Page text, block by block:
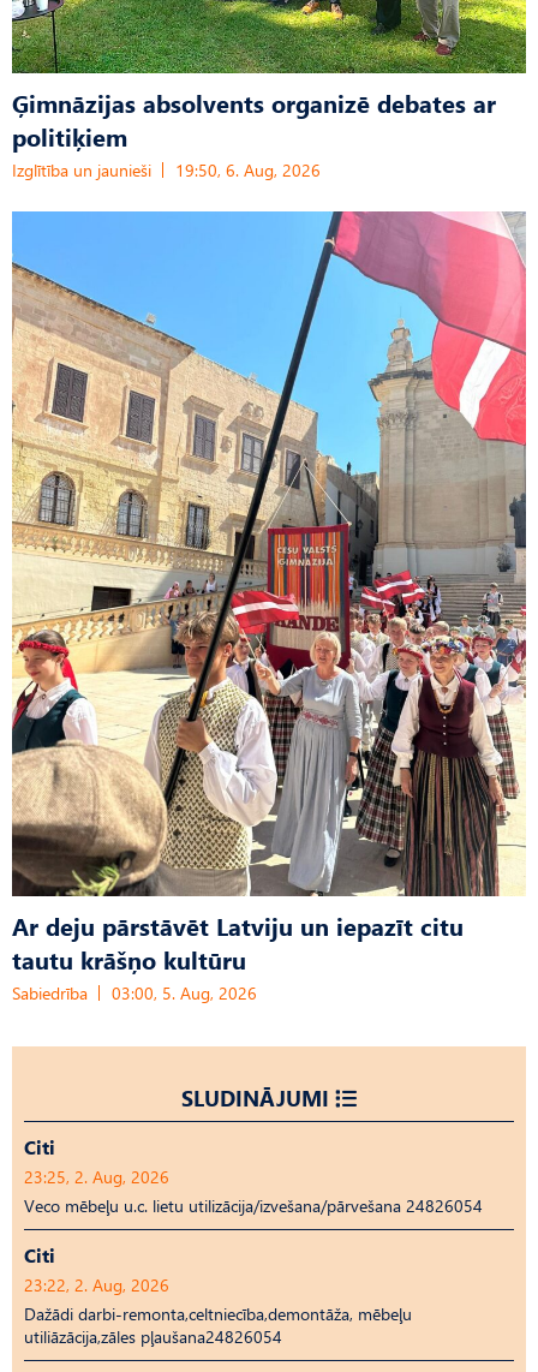
Ģimnāzijas absolvents organizē debates ar
politiķiem
Izglītība un jaunieši 19:50, 6. Aug, 2026
Ar deju pārstāvēt Latviju un iepazīt citu
tautu krāšņo kultūru
Sabiedrība 03:00, 5. Aug, 2026
SLUDINĀJUMI
Citi
23:25, 2. Aug, 2026
Veco mēbeļu u.c. lietu utilizācija/izvešana/pārvešana 24826054
Citi
23:22, 2. Aug, 2026
Dažādi darbi-remonta,celtniecība,demontāža, mēbeļu
utiliāzācija,zāles pļaušana24826054